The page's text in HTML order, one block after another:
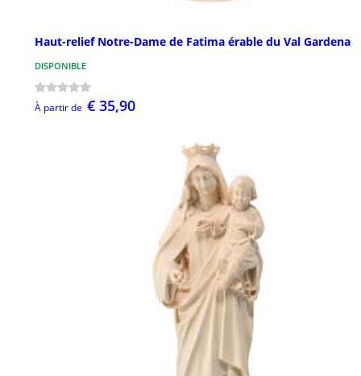
Haut-relief Notre-Dame de Fatima érable du Val Gardena
DISPONIBLE
À partir de € 35,90